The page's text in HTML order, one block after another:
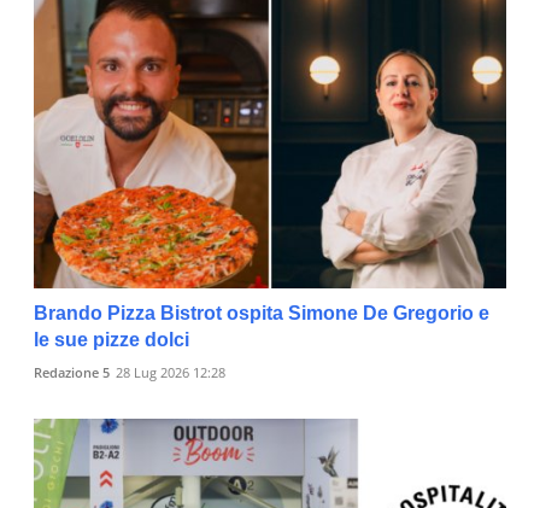
Brando Pizza Bistrot ospita Simone De Gregorio e
le sue pizze dolci
Redazione 5 28 Lug 2026 12:28